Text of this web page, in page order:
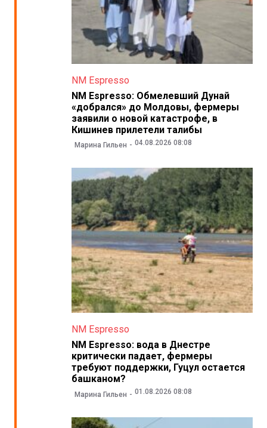
NM Espresso
NM Espresso: Обмелевший Дунай
«добрался» до Молдовы, фермеры
заявили о новой катастрофе, в
Кишинев прилетели талибы
Марина Гильен 04.08.2026 08:08
NM Espresso
NM Espresso: вода в Днестре
критически падает, фермеры
требуют поддержки, Гуцул остается
башканом?
Марина Гильен 01.08.2026 08:08